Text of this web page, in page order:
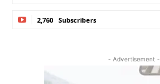
2,760 Subscribers
- Advertisement -